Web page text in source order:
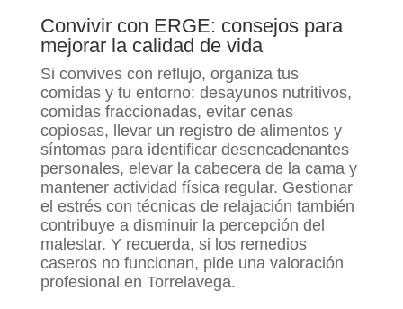
Convivir con ERGE: consejos para
mejorar la calidad de vida
Si convives con reflujo, organiza tus
comidas y tu entorno: desayunos nutritivos,
comidas fraccionadas, evitar cenas
copiosas, llevar un registro de alimentos y
síntomas para identificar desencadenantes
personales, elevar la cabecera de la cama y
mantener actividad física regular. Gestionar
el estrés con técnicas de relajación también
contribuye a disminuir la percepción del
malestar. Y recuerda, si los remedios
caseros no funcionan, pide una valoración
profesional en Torrelavega.